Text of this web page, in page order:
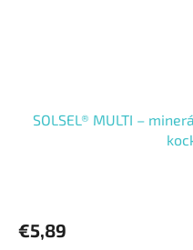
SOLSEL® MULTI –
€5,89